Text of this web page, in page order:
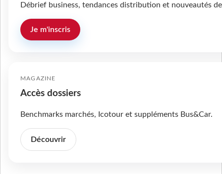
Débrief business, tendances distribution et nouveautés
Je m'inscris
MAGAZINE
Accès dossiers
Benchmarks marchés, Icotour et suppléments Bus&Car.
Découvrir